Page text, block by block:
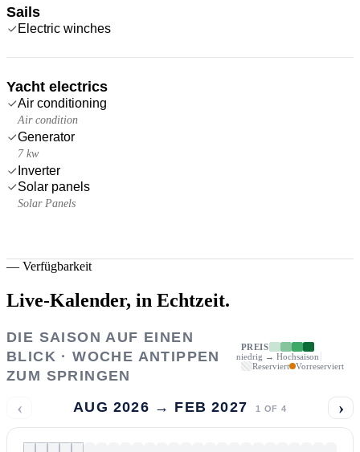
Sails
Electric winches
Yacht electrics
Air conditioning
Air condition
Generator
7 kw
Inverter
Solar panels
Solar Panels
— Verfügbarkeit
Live-Kalender, in Echtzeit.
DIE SAISON AUF EINEN
BLICK · WOCHE ANTIPPEN
ZUM SPRINGEN
PREIS
niedrig → Hochsaison
Reserviert
Vorreserviert
‹ AUG 2026 → FEB 2027 1 OF 4 ›